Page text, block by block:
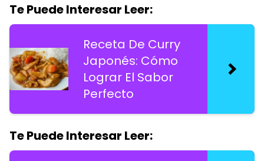
Te Puede Interesar Leer:
Receta De Curry
Japonés: Cómo
Lograr El Sabor
Perfecto
Te Puede Interesar Leer: